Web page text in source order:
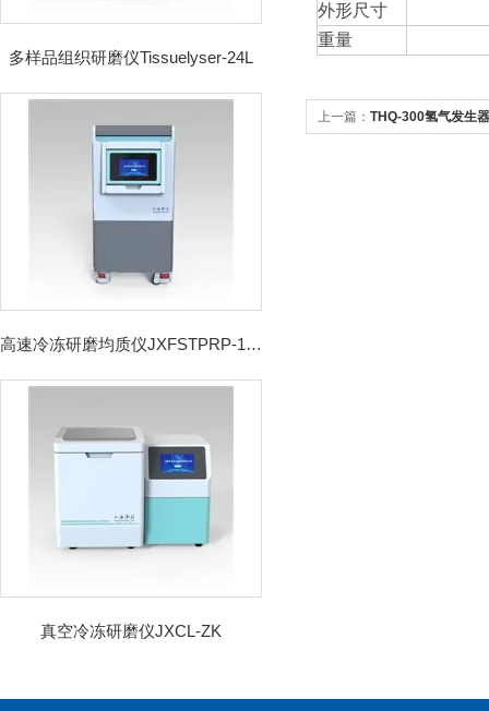
多样品组织研磨仪Tissuelyser-24L
高速冷冻研磨均质仪JXFSTPRP-192CL
真空冷冻研磨仪JXCL-ZK
外形尺寸
重量
上一篇： THQ-300氢气发生器